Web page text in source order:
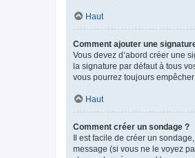
Haut
Comment ajouter une
Vous devez d’abord créer une
la signature par défaut à tous
vous pourrez toujours
Haut
Comment créer un sondage ?
Il est facile de créer un
message (si vous ne le voyez